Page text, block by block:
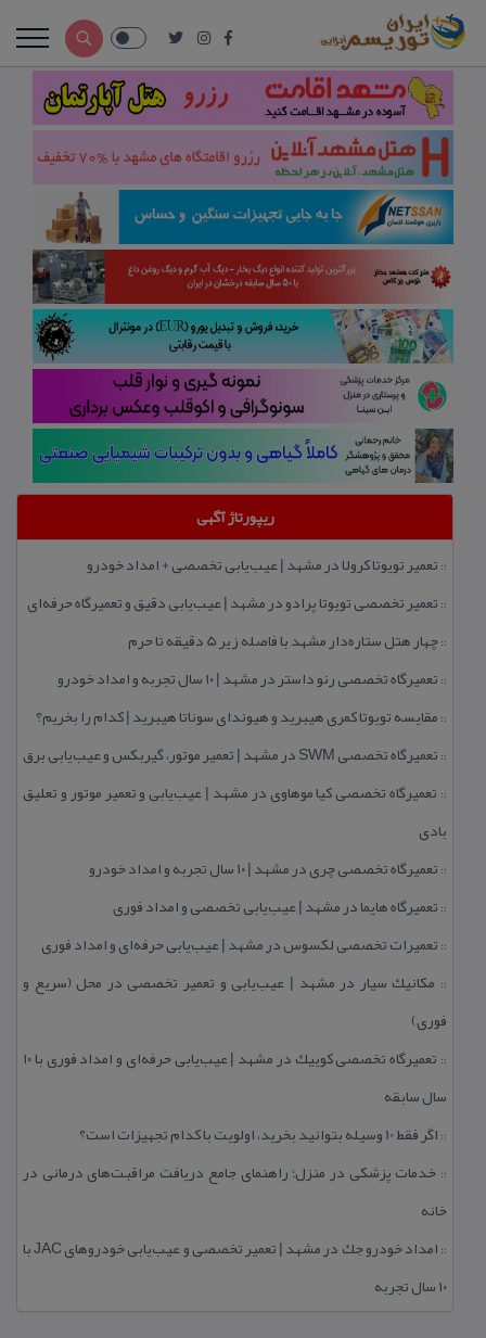
ریپورتاژ آگهی
:: تعمیر تویوتا كرولا در مشهد | عیب‌یابی تخصصی + امداد خودرو
:: تعمیر تخصصی تویوتا پرادو در مشهد | عیب‌یابی دقیق و تعمیرگاه حرفه‌ای
::چهار هتل‌ ستاره‌دار مشهد با فاصله زیر 5 دقیقه تا حرم
:: تعمیرگاه تخصصی رنو داستر در مشهد | ۱۰ سال تجربه و امداد خودرو
:: مقایسه تویوتا كمری هیبرید و هیوندای سوناتا هیبرید | كدام را بخریم؟
:: تعمیرگاه تخصصی SWM در مشهد | تعمیر موتور، گیربكس و عیب‌یابی برق
:: تعمیرگاه تخصصی كیا موهاوی در مشهد | عیب‌یابی و تعمیر موتور و تعلیق
بادی
:: تعمیرگاه تخصصی چری در مشهد | ۱۰ سال تجربه و امداد خودرو
:: تعمیرگاه هایما در مشهد | عیب‌یابی تخصصی و امداد فوری
:: تعمیرات تخصصی لكسوس در مشهد | عیب‌یابی حرفه‌ای و امداد فوری
:: مكانیك سیار در مشهد | عیب‌یابی و تعمیر تخصصی در محل (سریع و
فوری)
::
تعمیرگاه تخصصی كوییك در مشهد | عیب‌یابی حرفه‌ای و امداد فوری با ۱۰
سال سابقه
:: اگر فقط 10 وسیله بتوانید بخرید، اولویت با كدام تجهیزات است؟
:: خدمات پزشكی در منزل؛ راهنمای جامع دریافت مراقبت‌های درمانی در
خانه
::
امداد خودرو جك در مشهد | تعمیر تخصصی و عیب‌یابی خودروهای JAC با
۱۰ سال تجربه